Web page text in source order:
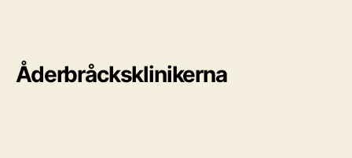
Åderbråcksklinikerna